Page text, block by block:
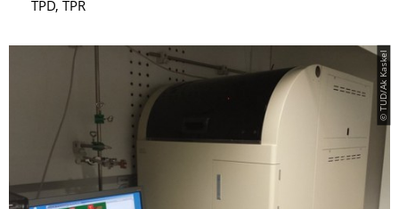
TPD, TPR
© TUD/Ak Kaskel